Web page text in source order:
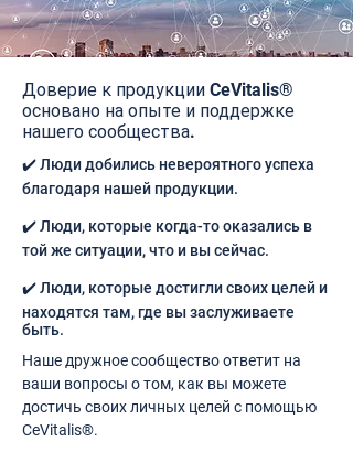
Доверие к продукции CeVitalis®
основано на опыте и поддержке
нашего сообщества.
✔️ Люди добились невероятного успеха
благодаря нашей продукции.
✔️ Люди, которые когда-то оказались в
той же ситуации, что и вы сейчас.
✔️ Люди, которые достигли своих целей и
находятся там, где вы заслуживаете
быть.
Наше дружное сообщество ответит на
ваши вопросы о том, как вы можете
достичь своих личных целей с помощью
CeVitalis®.